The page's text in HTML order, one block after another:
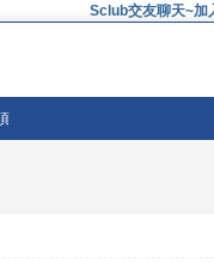
Sclub交友聊天~加